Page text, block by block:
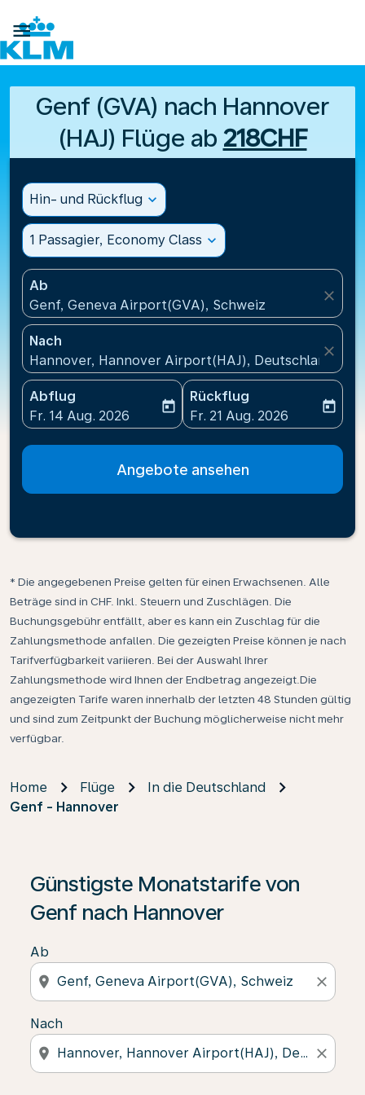

Genf (GVA) nach Hannover
(HAJ) Flüge ab 218CHF
Hin- und Rückflug expand_more
1 Passagier, Economy Class expand_more
Ab
Genf, Geneva Airport(GVA), Schweiz
close
Nach
Hannover, Hannover Airport(HAJ), Deutschland
close
Abflug
fc-booking-departure-date-aria-label
Fr. 14 Aug. 2026
today
Rückflug
fc-booking-return-date-
Fr. 21 Aug. 2026
today
Angebote ansehen
* Die angegebenen Preise gelten für einen Erwachsenen. Alle
Beträge sind in CHF. Inkl. Steuern und Zuschlägen. Die
Buchungsgebühr entfällt, aber es kann ein Zuschlag für die
Zahlungsmethode anfallen. Die gezeigten Preise können je nach
Tarifverfügbarkeit variieren. Bei der Auswahl Ihrer
Zahlungsmethode wird Ihnen der Endbetrag angezeigt.Die
angezeigten Tarife waren innerhalb der letzten 48 Stunden gültig
und sind zum Zeitpunkt der Buchung möglicherweise nicht mehr
verfügbar.
Home Flüge
In die Deutschland
Genf - Hannover
Günstigste Monatstarife von
Genf nach Hannover
Ab
location_on close
Nach
location_on close